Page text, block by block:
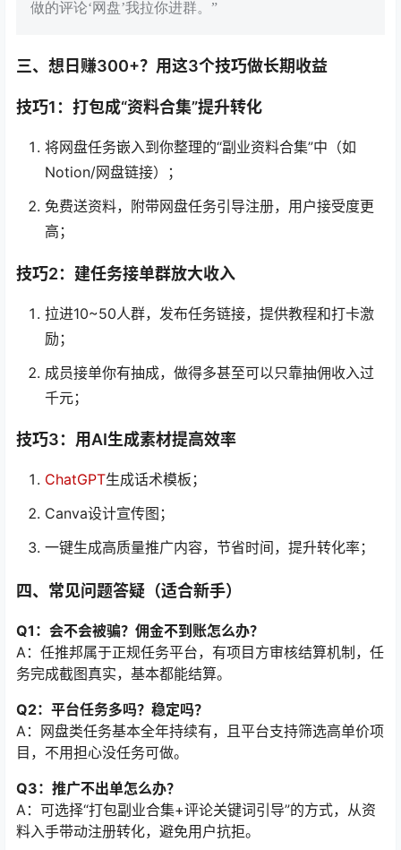
做的评论‘网盘’我拉你进群。”
三、想日赚300+？用这3个技巧做长期收益
技巧1：打包成“资料合集”提升转化
将网盘任务嵌入到你整理的“副业资料合集”中（如
Notion/网盘链接）；
免费送资料，附带网盘任务引导注册，用户接受度更
高；
技巧2：建任务接单群放大收入
拉进10~50人群，发布任务链接，提供教程和打卡激
励；
成员接单你有抽成，做得多甚至可以只靠抽佣收入过
千元；
技巧3：用AI生成素材提高效率
ChatGPT生成话术模板；
Canva设计宣传图；
一键生成高质量推广内容，节省时间，提升转化率；
四、常见问题答疑（适合新手）
Q1：会不会被骗？佣金不到账怎么办？
A：任推邦属于正规任务平台，有项目方审核结算机制，任
务完成截图真实，基本都能结算。
Q2：平台任务多吗？稳定吗？
A：网盘类任务基本全年持续有，且平台支持筛选高单价项
目，不用担心没任务可做。
Q3：推广不出单怎么办？
A：可选择“打包副业合集+评论关键词引导”的方式，从资
料入手带动注册转化，避免用户抗拒。